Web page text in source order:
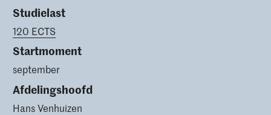
Studielast
120 ECTS
Startmoment
september
Afdelingshoofd
Hans Venhuizen